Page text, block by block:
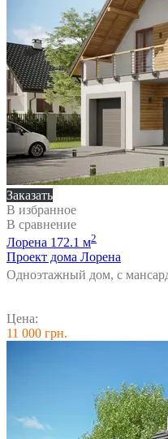
Заказать
В избранное
В сравнение
Лорена 172.1 м2
Проект дома Лорена
Одноэтажный дом, с
Цена:
11 000 грн.